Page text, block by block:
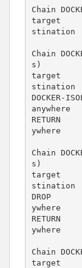
Chain
target
Chain
s)
target
DOCKER-
Chain
s)
target
DROP
Chain
target